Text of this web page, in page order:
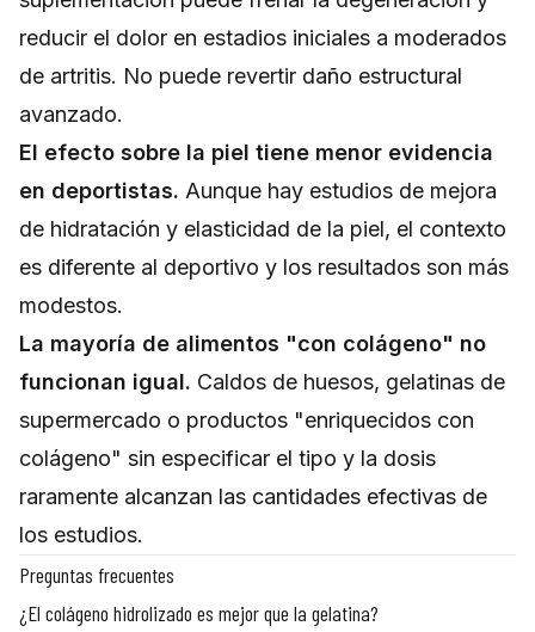
reducir el dolor en estadios iniciales a moderados
de artritis. No puede revertir daño estructural
avanzado.
El efecto sobre la piel tiene menor evidencia
en deportistas. Aunque hay estudios de mejora
de hidratación y elasticidad de la piel, el contexto
es diferente al deportivo y los resultados son más
modestos.
La mayoría de alimentos "con colágeno" no
funcionan igual. Caldos de huesos, gelatinas de
supermercado o productos "enriquecidos con
colágeno" sin especificar el tipo y la dosis
raramente alcanzan las cantidades efectivas de
los estudios.
Preguntas frecuentes
¿El colágeno hidrolizado es mejor que la gelatina?